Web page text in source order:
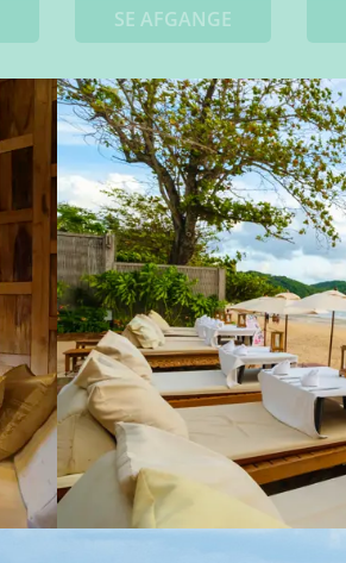
SE AFGANGE